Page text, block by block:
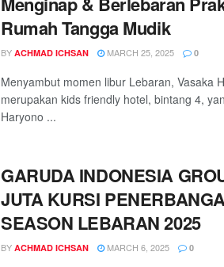
Rumah Tangga Mudik
BY ACHMAD ICHSAN MARCH 25, 2025 0
Menyambut momen libur Lebaran, Vasaka
merupakan kids friendly hotel, bintang 4,
Haryono ...
GARUDA INDONESIA
JUTA KURSI
SEASON LEBARAN 2025
BY ACHMAD ICHSAN MARCH 6, 2025 0